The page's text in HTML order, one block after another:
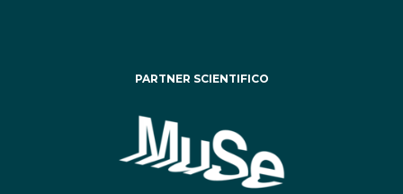
PARTNER SCIENTIFICO